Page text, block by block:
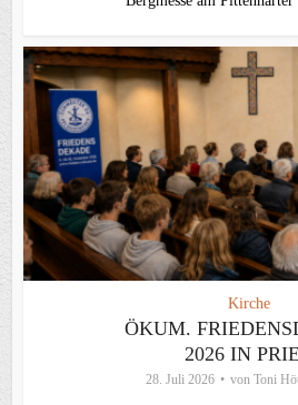
Kirche
ÖKUM.
2026 IN
28. Juli 2026 von Toni